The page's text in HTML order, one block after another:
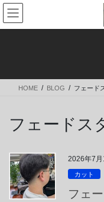
コ
ン
テ
ス
ナ
ビ
ゲ
ン
HOME BLOG フェード
フェードス
2026年7月
カット
フェ